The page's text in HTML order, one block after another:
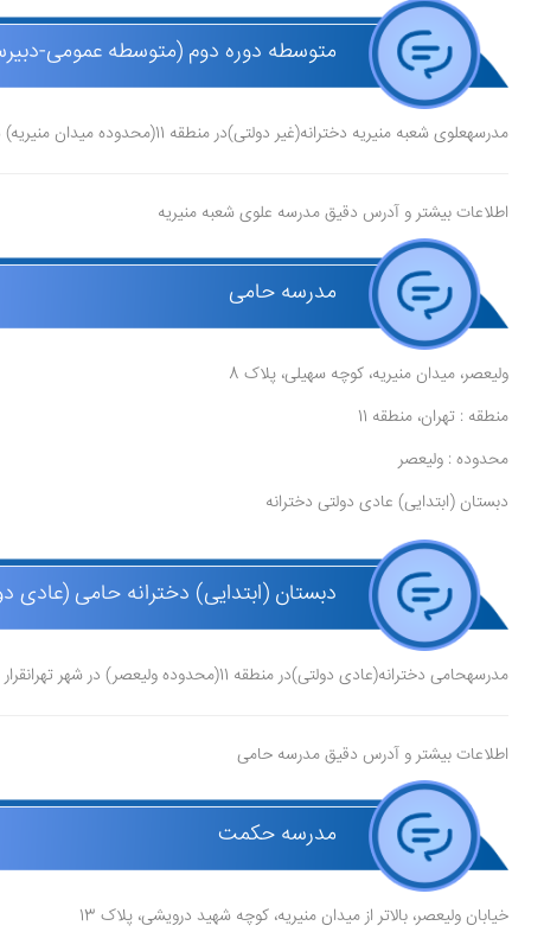
متوسطه دوره دوم (متوسطه عمومی-
مدرسهعلوی شعبه منیریه دخترانه(غیر دولتی)در منطقه 11(محدوده میدان منیریه) در شهر تهرانقرار دارد.مدیر مدرسه آزیتا کشاورزی، و موسس آن امیر عرب پور است.
اطلاعات بیشتر و آدرس دقیق مدرسه علوی شعبه منیریه
مدرسه حامی
ولیعصر، میدان منیریه، کوچه سهیلی، پلاک 8
منطقه : تهران، منطقه 11
محدوده : ولیعصر
دبستان (ابتدایی) عادی دولتی دخترانه
دبستان (ابتدایی) دخترانه حامی (عادی
مدرسهحامی دخترانه(عادی دولتی)در منطقه 11(محدوده ولیعصر) در شهر تهرانقرار دارد.
اطلاعات بیشتر و آدرس دقیق مدرسه حامی
مدرسه حکمت
خیابان ولیعصر، بالاتر از میدان منیریه، کوچه شهید درویشی، پلاک 13